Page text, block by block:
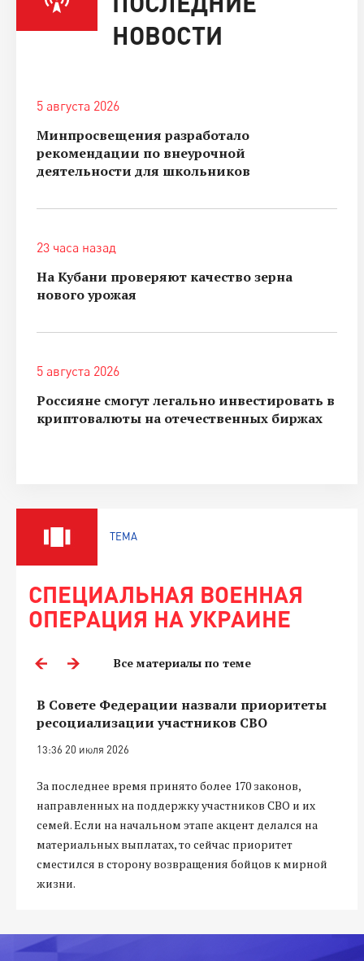
НОВОСТИ
5 августа 2026
Минпросвещения разработало
рекомендации по внеурочной
деятельности для школьников
23 часа назад
На Кубани проверяют качество зерна
нового урожая
5 августа 2026
Россияне смогут легально инвестировать в
криптовалюты на отечественных биржах
ТЕМА
СПЕЦИАЛЬНАЯ ВОЕННАЯ
ОПЕРАЦИЯ НА УКРАИНЕ
Все материалы по теме
В Совете Федерации назвали приоритеты
ресоциализации участников СВО
13:36 20 июля 2026
За последнее время принято более 170 законов,
направленных на поддержку участников СВО и их
семей. Если на начальном этапе акцент делался на
материальных выплатах, то сейчас приоритет
сместился в сторону возвращения бойцов к мирной
жизни.